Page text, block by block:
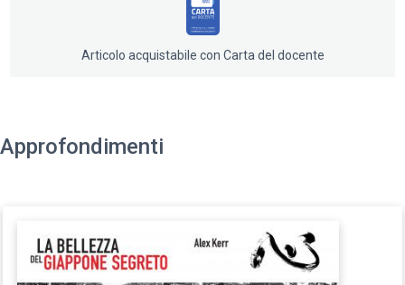
Articolo acquistabile con Carta del docente
Approfondimenti